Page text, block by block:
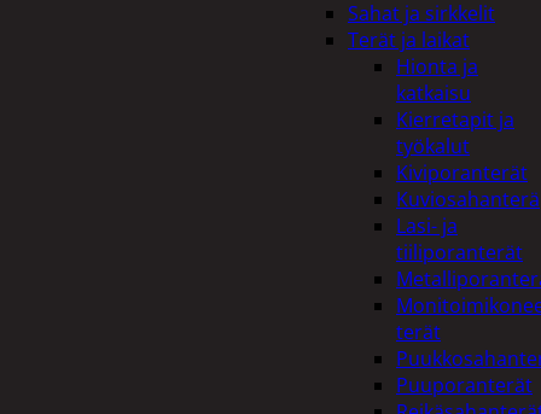
Sahat ja sirkkelit
Terät ja laikat
Hionta ja
katkaisu
Kierretapit ja
työkalut
Kiviporanterät
Kuviosahanterä
Lasi- ja
tiiliporanterät
terät
Puuporanterät